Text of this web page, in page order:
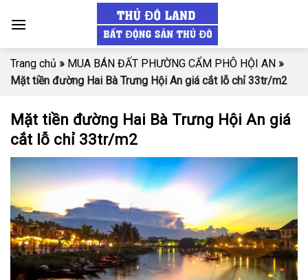
Trang chủ » MUA BÁN ĐẤT PHƯỜNG CẨM PHÔ HỘI AN »
Mặt tiền đường Hai Bà Trưng Hội An giá cắt lỗ chỉ 33tr/m2
Mặt tiền đường Hai Bà Trưng Hội An giá
cắt lỗ chỉ 33tr/m2